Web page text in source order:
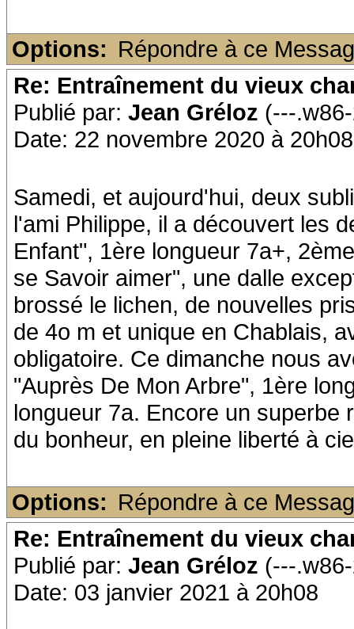
Options: Répondre à ce
Re: Entraînement du vieux
Publié par: Jean Gréloz (---
Date: 22 novembre 2020 à 20h08
Samedi, et aujourd'hui, deux
l'ami Philippe, il a découvert les
Enfant", 1ère longueur 7a+,
se Savoir aimer", une dalle
brossé le lichen, de nouvelles
de 4o m et unique en Chablais,
obligatoire. Ce dimanche nous
"Auprès De Mon Arbre", 1ère
longueur 7a. Encore un superbe
du bonheur, en pleine liberté à
Options: Répondre à ce
Re: Entraînement du vieux
Publié par: Jean Gréloz (---
Date: 03 janvier 2021 à 20h08